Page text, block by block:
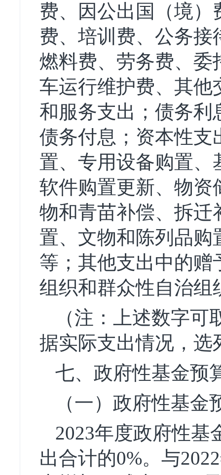
费、因公出国（境
费、培训费、公务
燃料费、劳务费、委
车运行维护费、其他
和服务支出；债务利
债务付息；资本性支
置、专用设备购置
软件购置更新、物资
物和青苗补偿、拆迁
置、文物和陈列品
等；其他支出中的
组织和群众性自治组
（注：上述数字
据实际支出情况，选
七、政府性基金预
（一）政府性基
2023年度政府性基
出合计的0%。与